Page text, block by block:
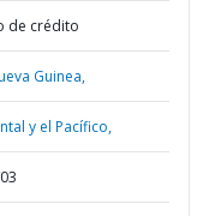
de crédito
Guinea,
y el Pacífico,